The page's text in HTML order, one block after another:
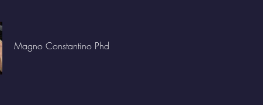
Magno Constantino Phd